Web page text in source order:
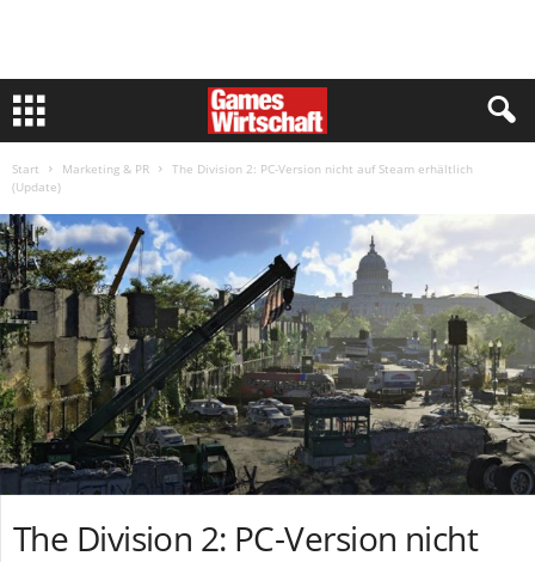
Start Marketing & PR
The Division 2: PC-Version nicht auf Steam erhältlich
(Update)
The Division 2: PC-Version nicht